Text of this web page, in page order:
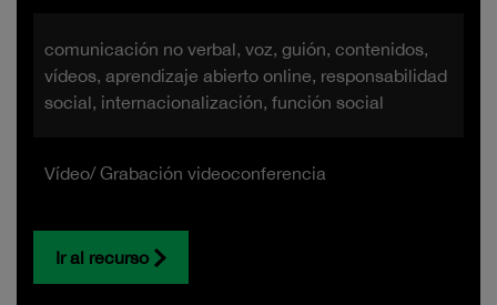
comunicación no verbal, voz, guión, contenidos,
vídeos, aprendizaje abierto online, responsabilidad
social, internacionalización, función social
Vídeo/ Grabación videoconferencia
Ir al recurso